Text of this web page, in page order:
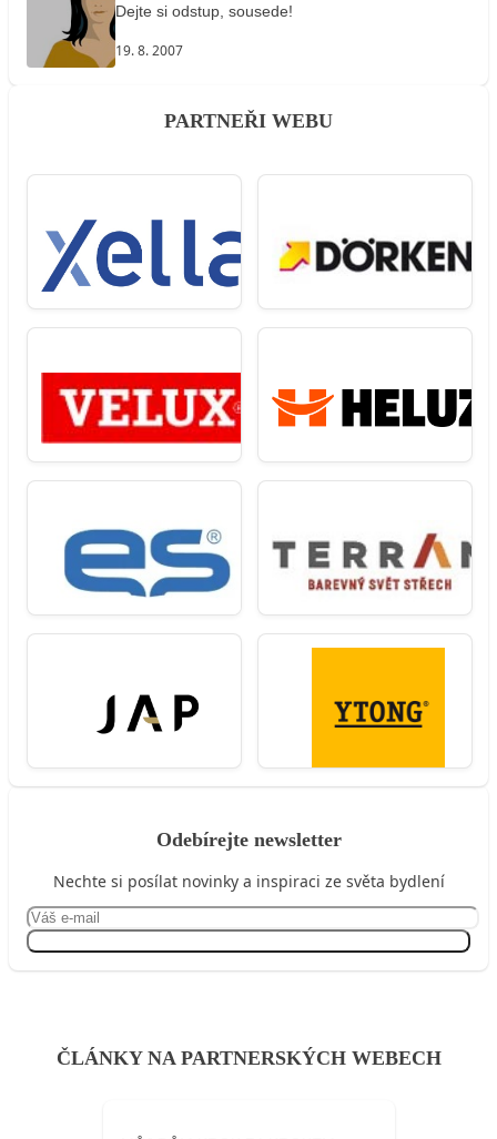
Dejte si odstup, sousede!
19. 8. 2007
PARTNEŘI WEBU
Odebírejte newsletter
Nechte si posílat novinky a inspiraci ze světa bydlení
ČLÁNKY NA PARTNERSKÝCH WEBECH